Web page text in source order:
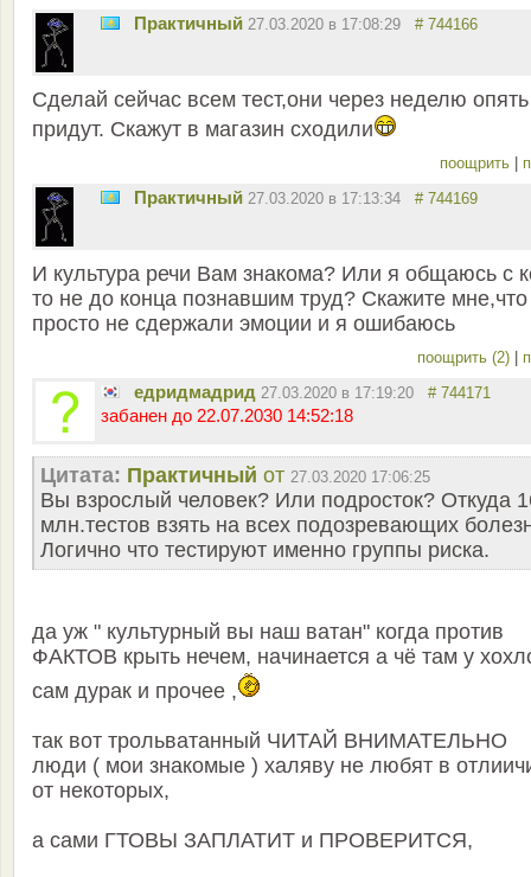
Практичный 27.03.2020 в 17:08:29 # 744166
Сделай сейчас всем тест,они через неделю опять
придут. Скажут в магазин сходили
поощрить
Практичный 27.03.2020 в 17:13:34 # 744169
И культура речи Вам знакома? Или я общаюсь с
то не до конца познавшим труд? Скажите мне,что
просто не сдержали эмоции и я ошибаюсь
поощрить (2)
едридмадрид 27.03.2020 в 17:19:20 # 744171
забанен до 22.07.2030 14:52:18
Цитата: Практичный от 27.03.2020 17:06:25
Вы взрослый человек? Или подросток? Откуда
млн.тестов взять на всех подозревающих
Логично что тестируют именно группы риска.
да уж " культурный вы наш ватан" когда против
ФАКТОВ крыть нечем, начинается а чё там у
сам дурак и прочее ,
так вот трольватанный ЧИТАЙ ВНИМАТЕЛЬНО
люди ( мои знакомые ) халяву не любят в
от некоторых,
а сами ГТОВЫ ЗАПЛАТИТ и ПРОВЕРИТСЯ,